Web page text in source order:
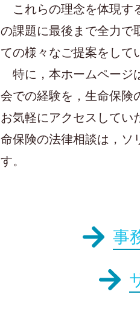
これらの理念を体現す
の課題に最後まで全力で
ての様々なご提案をして
特に，本ホームページ
会での経験を，生命保険
お気軽にアクセスしてい
命保険の法律相談は，ソ
す。
事